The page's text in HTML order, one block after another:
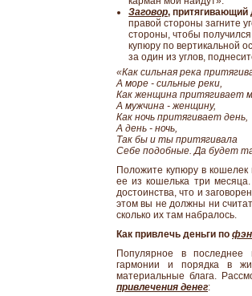
Заговор, притягивающий
правой стороны загните
стороны, чтобы
купюру по вертикальной
за один из углов,
«Как сильная река
А море - сильные реки,
Как женщина притягивает
А мужчина - женщину,
Как ночь притягивает день,
А день - ночь,
Так бы и ты притягивала
Себе подобные. Да будет
Положите купюру в
ее из кошелька три
достоинства, что и
этом вы не должны ни
сколько их там набралось.
Как привлечь деньги по
Популярное в последнее
гармонии и порядка в
материальные блага.
привлечения денег: